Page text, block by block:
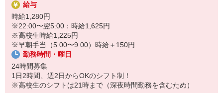
他にも、食材の調整や金銭管理、新しく入社したクルーの研修など
様々なお仕事があります。
セルフオーダー、セルフ会計で、現金の受け渡しはほとんどありま
せん。※一部店舗を除く
取り間違いもなく安心でスムーズ♪
マニュアルも用意していますので飲食店が初めての方でも大丈夫！
もちろん先輩クルーがしっかり教えてくれるので安心してくださ
い。
給与
時給1,280円
※22:00〜翌5:00：時給1,625円
※高校生時給1,225円
※早朝手当（5:00〜9:00）時給＋150円
勤務時間・曜日
24時間募集
1日2時間、週2日からOKのシフト制！
※高校生のシフトは21時まで（深夜時間勤務を含むため）